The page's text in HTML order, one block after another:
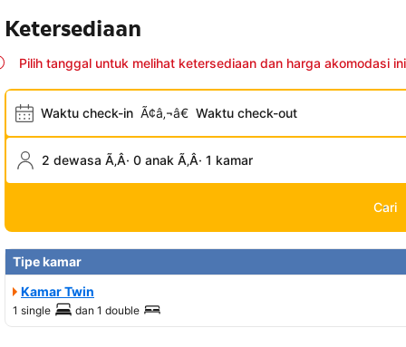
Ketersediaan
Pilih tanggal untuk melihat ketersediaan dan harga akomodasi ini
Waktu check-in Ã¢â‚¬â€ Waktu check-out
2 dewasa Ã‚Â· 0 anak Ã‚Â· 1 kamar
Cari
Tipe kamar
Kamar Twin
1 single dan 1 double